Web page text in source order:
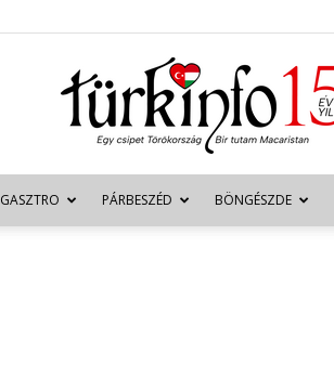
Türkinfo
GASZTRO PÁRBESZÉD BÖNGÉSZDE